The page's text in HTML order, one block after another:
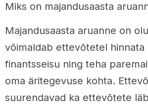
Miks on majandusaasta
Majandusaasta aruanne on
võimaldab ettevõtetel hinnata
finantsseisu ning teha
oma äritegevuse kohta.
suurendavad ka ettevõtete